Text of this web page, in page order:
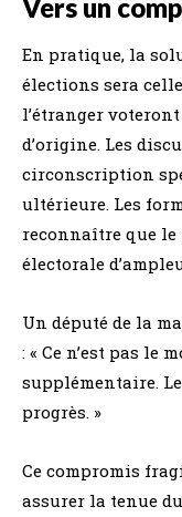
Vers un
En pratique, la
élections sera
l’étranger
d’origine. Les
circonscription
ultérieure. Les
reconnaître que le
électorale
Un député de la
: « Ce n’est pas le
supplémentaire.
progrès. »
Ce compromis
assurer la tenue